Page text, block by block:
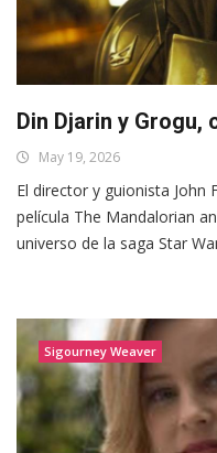
Din Djarin y Grogu,
May 19, 2026
El director y guionista John
película The Mandalorian
universo de la saga Star
Sigourney Weaver